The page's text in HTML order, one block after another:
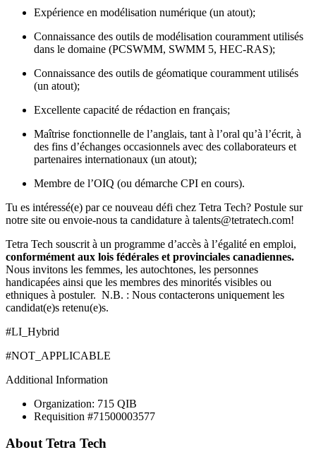
Expérience en modélisation numérique (un atout);
Connaissance des outils de modélisation couramment utilisés
dans le domaine (PCSWMM, SWMM 5, HEC-RAS);
Connaissance des outils de géomatique couramment utilisés
(un atout);
Excellente capacité de rédaction en français;
Maîtrise fonctionnelle de l’anglais, tant à l’oral qu’à l’écrit, à
des fins d’échanges occasionnels avec des collaborateurs et
partenaires internationaux (un atout);
Membre de l’OIQ (ou démarche CPI en cours).
Tu es intéressé(e) par ce nouveau défi chez Tetra Tech? Postule sur
notre site ou envoie-nous ta candidature à talents@tetratech.com!
Tetra Tech souscrit à un programme d’accès à l’égalité en emploi,
conformément aux lois fédérales et provinciales canadiennes.
Nous invitons les femmes, les autochtones, les personnes
handicapées ainsi que les membres des minorités visibles ou
ethniques à postuler. N.B. : Nous contacterons uniquement les
candidat(e)s retenu(e)s.
#LI_Hybrid
#NOT_APPLICABLE
Additional Information
Organization: 715 QIB
Requisition #71500003577
About Tetra Tech